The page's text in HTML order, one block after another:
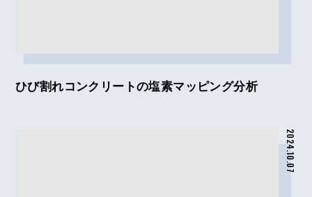
ひび割れコンクリートの塩素マッピング分析
2024.10.07